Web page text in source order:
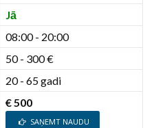
Jā
08:00 - 20:00
50 - 300 €
20 - 65 gadi
€ 500
SAŅEMT NAUDU